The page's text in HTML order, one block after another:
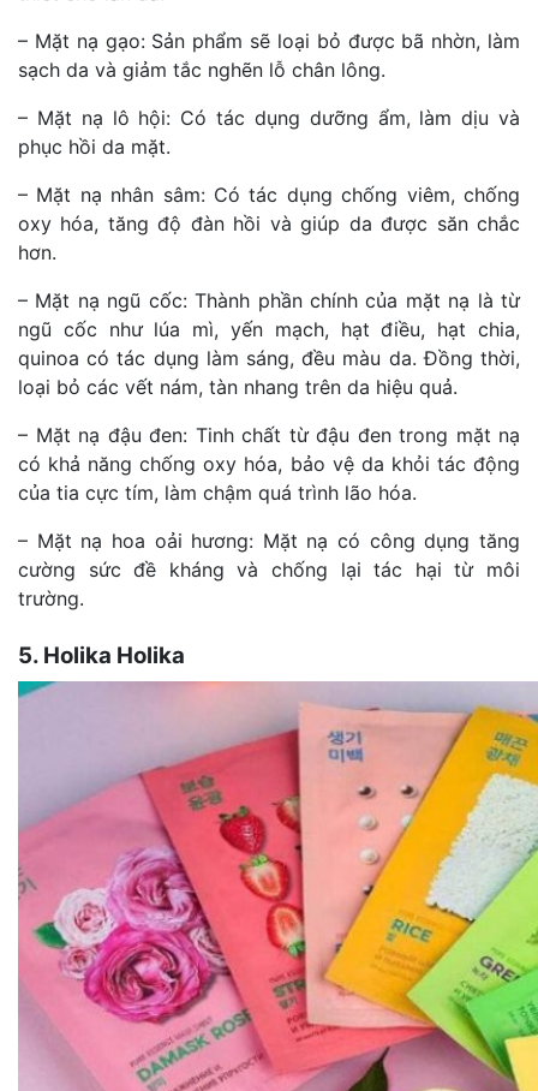
– Mặt nạ gạo: Sản phẩm sẽ loại bỏ được bã nhờn, làm
sạch da và giảm tắc nghẽn lỗ chân lông.
– Mặt nạ lô hội: Có tác dụng dưỡng ẩm, làm dịu và
phục hồi da mặt.
– Mặt nạ nhân sâm: Có tác dụng chống viêm, chống
oxy hóa, tăng độ đàn hồi và giúp da được săn chắc
hơn.
– Mặt nạ ngũ cốc: Thành phần chính của mặt nạ là từ
ngũ cốc như lúa mì, yến mạch, hạt điều, hạt chia,
quinoa có tác dụng làm sáng, đều màu da. Đồng thời,
loại bỏ các vết nám, tàn nhang trên da hiệu quả.
– Mặt nạ đậu đen: Tinh chất từ đậu đen trong mặt nạ
có khả năng chống oxy hóa, bảo vệ da khỏi tác động
của tia cực tím, làm chậm quá trình lão hóa.
– Mặt nạ hoa oải hương: Mặt nạ có công dụng tăng
cường sức đề kháng và chống lại tác hại từ môi
trường.
5. Holika Holika